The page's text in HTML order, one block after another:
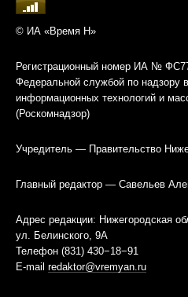
© ИА «Время Н»
Регистрационный номер ИА №
Федеральной службой по надзору
информационных технологий и
(Роскомнадзор)
Учредитель — Правительство
Главный редактор — Савельев
Адрес редакции: Нижегородская
ул. Белинского, 9А
Телефон (831) 430−18−91
E-mail redaktor@vremyan.ru